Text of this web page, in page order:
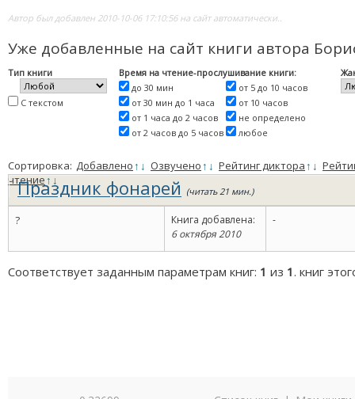
Автор был добавлен 2010-10-06 17:10:56 на сайт автоматически..
Уже добавленные на сайт книги автора
Тип книги
С текстом
Время на чтение-прослушивание книги:
до 30 мин
от 30 мин до 1 часа
от 1 часа до 2 часов
от 2 часов до 5 часов
от 5 до 10 часов
от 10 часов
не определено
любое
Сортировка: Добавлено↑ ↓ Озвучено↑ ↓ Рейтинг диктора↑ ↓
чтение↑↓
Праздник фонарей (читать 21 мин.)
?
Книга добавлена:
6 октября 2010
-
Соответствует заданным параметрам книг: 1 из 1. книг